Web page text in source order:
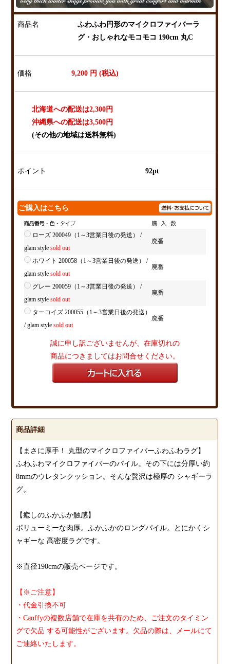
商品名
ふわふわ円形のマイクロファイバーラ
グ・おしゃれなモコモコ 190cm 丸C
価格 9,200 円 (税込)
北海道への配送は2,300円
沖縄県への配送は3,500円
(その他の地域は送料無料)
ポイント 92pt
ご購入はこちら
ローズ 200049（1～3営業日後の発送） /
glam style sold out
廃番
ホワイト 200058（1～3営業日後の発送） /
glam style sold out
廃番
グレー 200059（1～3営業日後の発送） /
glam style sold out
廃番
ターコイズ 200055（1～3営業日後の発送）
/ glam style sold out
廃番
誠に申し訳ございませんが、在庫切れの
商品につきましてはお問合せください。
商品詳細
【まさに厚手！ 丸型のマイクロファイバーふわふわラグ】
ふわふわマイクロファイバーのパイル。その下には分厚い約
8mmのウレタンクッション。そんな贅沢は極厚の シャギーラ
グ。
【癒しのふかふか触感】
ボリューミーな肉厚。ふかふかのロングパイル。とにかくシ
ャギーな 高密度ラグです。
※直径190cmの販売ページです。
【※ご注意】
・代金引換不可
・Canffyの複数店舗で在庫を共有のため、ご注文のタイミン
グで欠品 する可能性がございます。欠品の際は、メールにて
ご連絡いたします。